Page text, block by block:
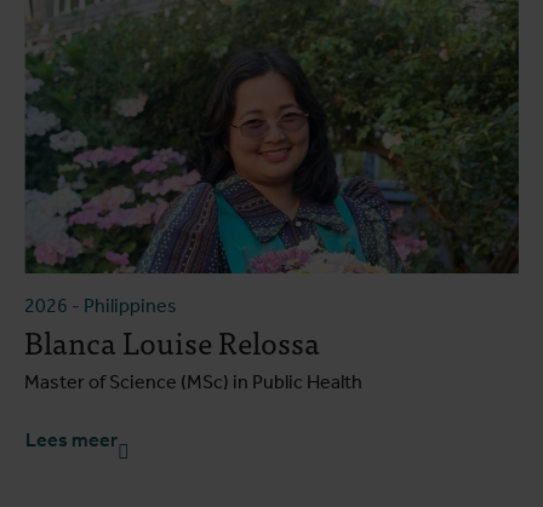
2026 - Philippines
Blanca Louise Relossa
Master of Science (MSc) in Public Health
Lees meer